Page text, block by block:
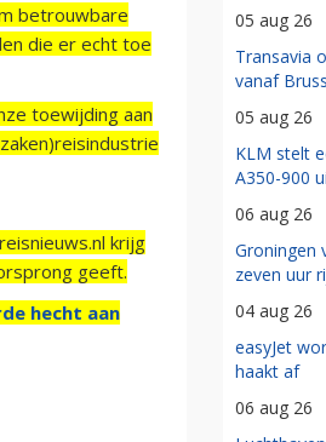
betrouwbare
die er echt toe
toewijding aan
krijg
geeft.
hecht aan
05 aug 26
Transavia
vanaf
05 aug 26
KLM stelt
A350-900
06 aug 26
Groningen
zeven uur
04 aug 26
easyJet
haakt af
06 aug 26